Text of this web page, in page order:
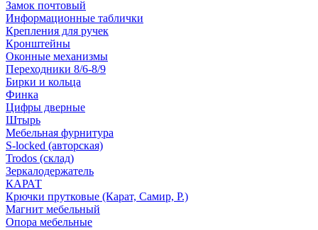
Замок почтовый
Информационные таблички
Крепления для ручек
Кронштейны
Оконные механизмы
Переходники 8/6-8/9
Бирки и кольца
Финка
Цифры дверные
Штырь
Мебельная фурнитура
S-locked (авторская)
Trodos (склад)
Зеркалодержатель
КАРАТ
Крючки прутковые (Карат, Самир, Р.)
Магнит мебельный
Опора мебельные